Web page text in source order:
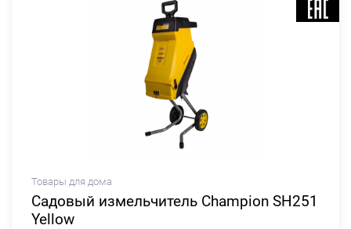
Товары для дома
Садовый измельчитель Champion SH251
Yellow